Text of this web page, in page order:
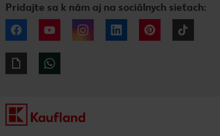
Pridajte sa k nám aj na sociálnych sieťach:
Facebook YouTube Instagram LinkedIn Pinterest
Giphy